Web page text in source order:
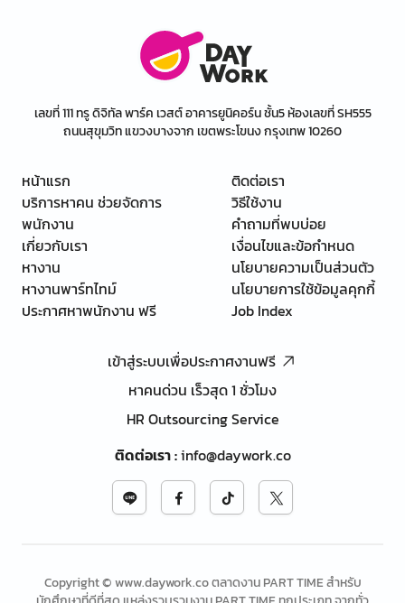
เลขที่ 111 ทรู ดิจิทัล พาร์ค เวสต์ อาคารยูนิคอร์น ชั้น5 ห้องเลขที่ SH555
ถนนสุขุมวิท แขวงบางจาก เขตพระโขนง กรุงเทพ 10260
หน้าแรก
บริการหาคน ช่วยจัดการ
พนักงาน
เกี่ยวกับเรา
หางาน
หางานพาร์ทไทม์
ประกาศหาพนักงาน ฟรี
ติดต่อเรา
วิธีใช้งาน
คำถามที่พบบ่อย
เงื่อนไขและข้อกำหนด
นโยบายความเป็นส่วนตัว
นโยบายการใช้ข้อมูลคุกกี้
Job Index
เข้าสู่ระบบเพื่อประกาศงานฟรี
หาคนด่วน เร็วสุด 1 ชั่วโมง
HR Outsourcing Service
ติดต่อเรา:info@daywork.co
Copyright © www.daywork.co ตลาดงาน PART TIME สำหรับ